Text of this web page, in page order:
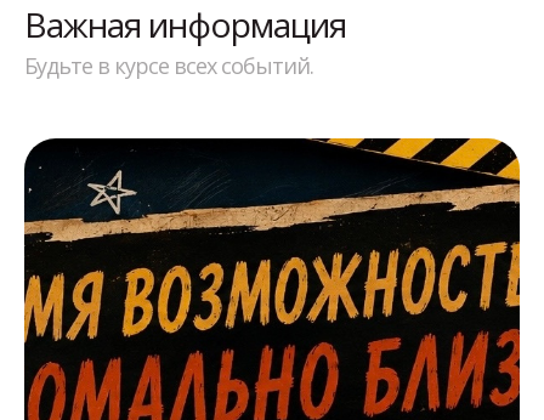
Важная информация
Будьте в курсе всех событий.